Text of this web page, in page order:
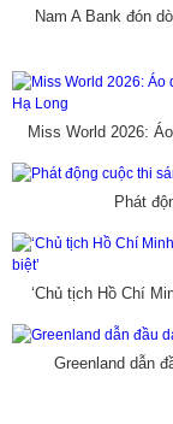
Nam A Bank đón
Miss World 2026:
Phát
‘Chủ tịch Hồ Chí
Greenland dẫn